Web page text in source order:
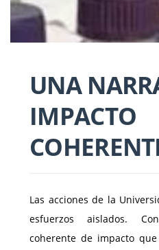
UNA
IMPACTO
Las acciones de la
esfuerzos aislados.
coherente de impacto